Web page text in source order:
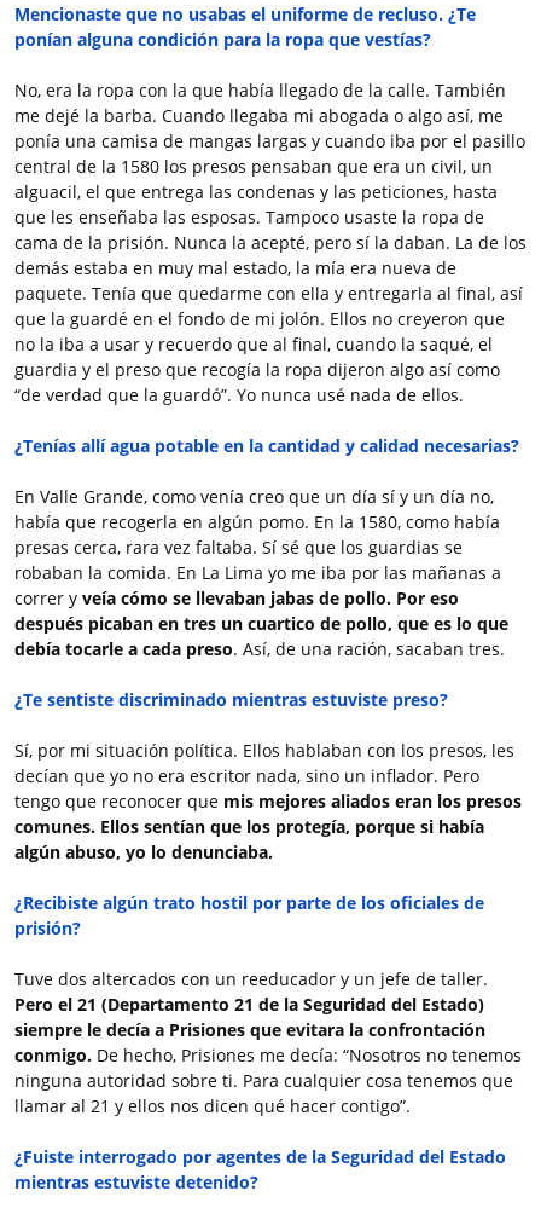
Mencionaste que no usabas el uniforme de recluso. ¿Te
ponían alguna condición para la ropa que vestías?
No, era la ropa con la que había llegado de la calle. También
me dejé la barba. Cuando llegaba mi abogada o algo así, me
ponía una camisa de mangas largas y cuando iba por el pasillo
central de la 1580 los presos pensaban que era un civil, un
alguacil, el que entrega las condenas y las peticiones, hasta
que les enseñaba las esposas. Tampoco usaste la ropa de
cama de la prisión. Nunca la acepté, pero sí la daban. La de los
demás estaba en muy mal estado, la mía era nueva de
paquete. Tenía que quedarme con ella y entregarla al final, así
que la guardé en el fondo de mi jolón. Ellos no creyeron que
no la iba a usar y recuerdo que al final, cuando la saqué, el
guardia y el preso que recogía la ropa dijeron algo así como
“de verdad que la guardó”. Yo nunca usé nada de ellos.
¿Tenías allí agua potable en la cantidad y calidad necesarias?
En Valle Grande, como venía creo que un día sí y un día no,
había que recogerla en algún pomo. En la 1580, como había
presas cerca, rara vez faltaba. Sí sé que los guardias se
robaban la comida. En La Lima yo me iba por las mañanas a
correr y veía cómo se llevaban jabas de pollo. Por eso
después picaban en tres un cuartico de pollo, que es lo que
debía tocarle a cada preso. Así, de una ración, sacaban tres.
¿Te sentiste discriminado mientras estuviste preso?
Sí, por mi situación política. Ellos hablaban con los presos, les
decían que yo no era escritor nada, sino un inflador. Pero
tengo que reconocer que mis mejores aliados eran los presos
comunes. Ellos sentían que los protegía, porque si había
algún abuso, yo lo denunciaba.
¿Recibiste algún trato hostil por parte de los oficiales de
prisión?
Tuve dos altercados con un reeducador y un jefe de taller.
Pero el 21 (Departamento 21 de la Seguridad del Estado)
siempre le decía a Prisiones que evitara la confrontación
conmigo. De hecho, Prisiones me decía: “Nosotros no tenemos
ninguna autoridad sobre ti. Para cualquier cosa tenemos que
llamar al 21 y ellos nos dicen qué hacer contigo”.
¿Fuiste interrogado por agentes de la Seguridad del Estado
mientras estuviste detenido?